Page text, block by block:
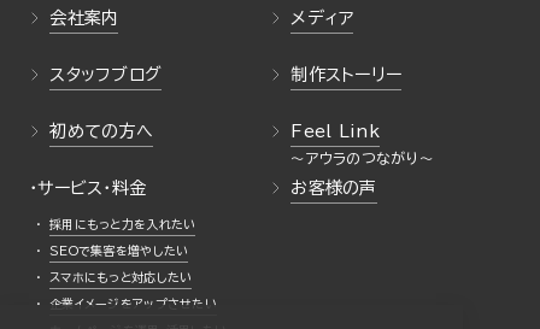
会社案内 メディア
スタッフブログ 制作ストーリー
初めての方へ Feel Link
・サービス・料金
採用にもっと力を入れたい
SEOで集客を増やしたい
スマホにもっと対応したい
企業イメージをアップさせたい
お客様の声